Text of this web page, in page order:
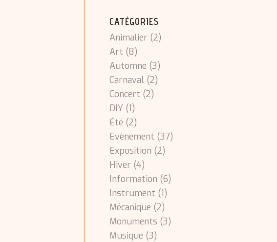
CATÉGORIES
Animalier (2)
Art (8)
Automne (3)
Carnaval (2)
Concert (2)
DIY (1)
Été (2)
Evènement (37)
Exposition (2)
Hiver (4)
Information (6)
Instrument (1)
Mécanique (2)
Monuments (3)
Musique (3)